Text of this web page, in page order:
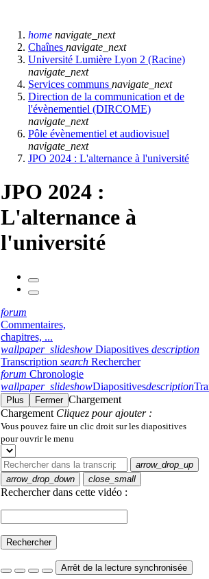
home navigate_next
Chaînes navigate_next
Université Lumière Lyon 2 (Racine)
navigate_next
Services communs navigate_next
Direction de la communication et de
l'évènementiel (DIRCOME)
navigate_next
Pôle évènementiel et audiovisuel
navigate_next
JPO 2024 : L'alternance à l'université
JPO 2024 :
L'alternance à
l'université
forum
Commentaires,
chapitres, ...
wallpaper_slideshow Diapositives description
Transcription search Rechercher
forum Chronologie
wallpaper_slideshowDiapositivesdescription
Plus Fermer Chargement
Chargement Cliquez pour ajouter :
Vous pouvez faire un clic droit sur les diapositives
pour ouvrir le menu
arrow_drop_up
arrow_drop_down
close_small
Rechercher dans cette vidéo :
Rechercher
Arrêt de la lecture synchronisée